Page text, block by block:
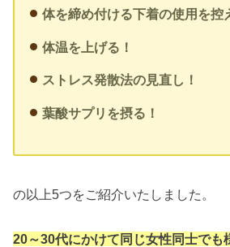
体を締め付ける下着の使用を控
体温を上げる！
ストレス発散法の見直し！
葉酸サプリを摂る！
の以上5つをご紹介いたしました。
20～30代にかけて同じ女性同士でも